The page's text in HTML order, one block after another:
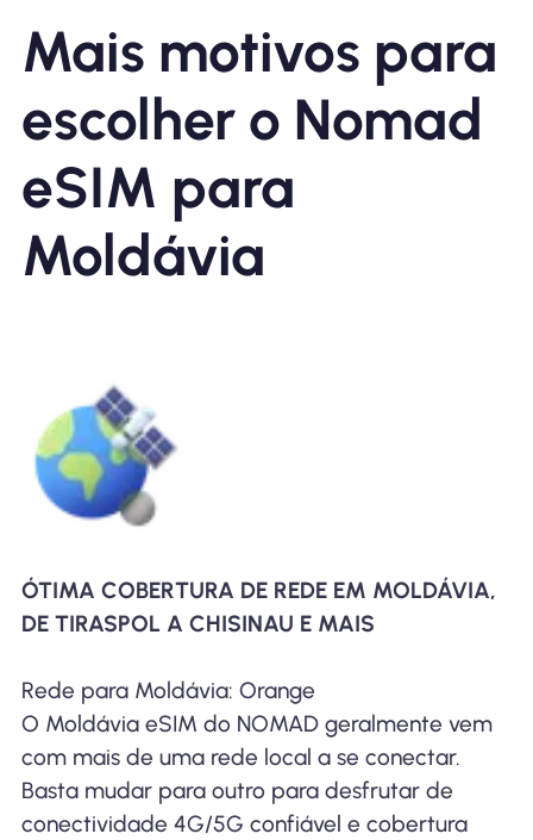
Mais motivos para
escolher o Nomad
eSIM para
Moldávia
ÓTIMA COBERTURA DE REDE EM MOLDÁVIA,
DE TIRASPOL A CHISINAU E MAIS
Rede para Moldávia: Orange
O Moldávia eSIM do NOMAD geralmente vem
com mais de uma rede local a se conectar.
Basta mudar para outro para desfrutar de
conectividade 4G/5G confiável e cobertura